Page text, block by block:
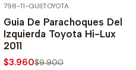
798-11-GUI|TOYOTA
Guia De Parachoques Del
Izquierda Toyota Hi-Lux
2011
$3.960$9.900